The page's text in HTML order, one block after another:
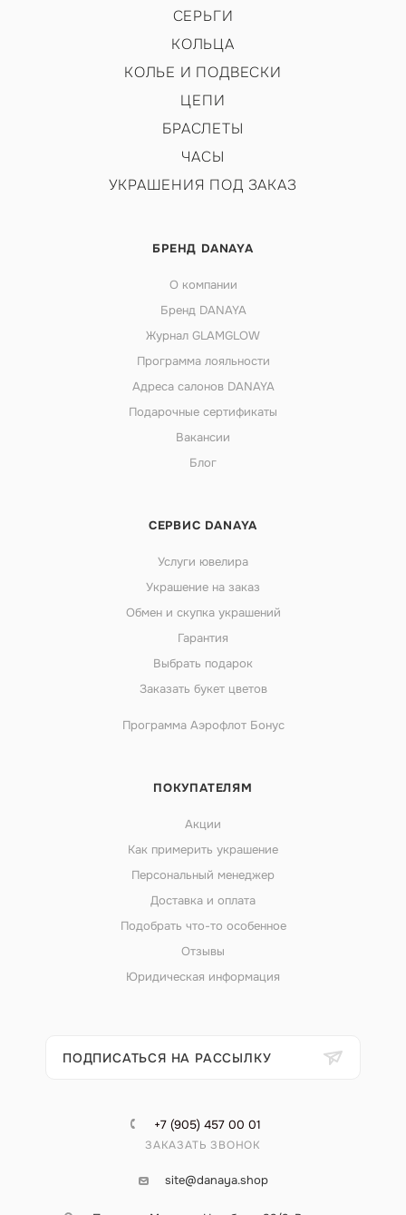
СЕРЬГИ
КОЛЬЦА
КОЛЬЕ И ПОДВЕСКИ
ЦЕПИ
БРАСЛЕТЫ
ЧАСЫ
УКРАШЕНИЯ ПОД ЗАКАЗ
БРЕНД DANAYA
О компании
Бренд DANAYA
Журнал GLAMGLOW
Программа лояльности
Адреса салонов DANAYA
Подарочные сертификаты
Вакансии
Блог
СЕРВИС DANAYA
Услуги ювелира
Украшение на заказ
Обмен и скупка украшений
Гарантия
Выбрать подарок
Заказать букет цветов
Программа Аэрофлот Бонус
ПОКУПАТЕЛЯМ
Акции
Как примерить украшение
Персональный менеджер
Доставка и оплата
Подобрать что-то особенное
Отзывы
Юридическая информация
ПОДПИСАТЬСЯ НА РАССЫЛКУ
+7 (905) 457 00 01
ЗАКАЗАТЬ ЗВОНОК
site@danaya.shop